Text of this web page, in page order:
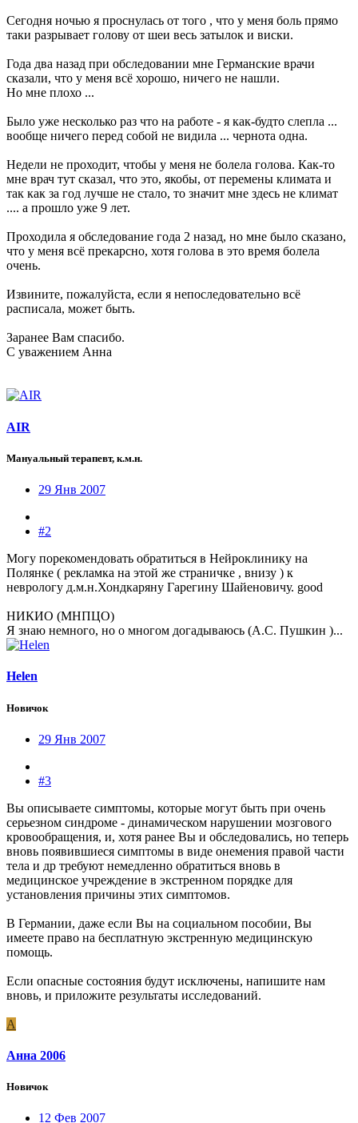
Сегодня ночью я проснулась от того , что у меня боль прямо
таки разрывает голову от шеи весь затылок и виски.
Года два назад при обследовании мне Германские врачи
сказали, что у меня всё хорошо, ничего не нашли.
Но мне плохо ...
Было уже несколько раз что на работе - я как-будто слепла ...
вообще ничего перед собой не видила ... чернота одна.
Недели не проходит, чтобы у меня не болела голова. Как-то
мне врач тут сказал, что это, якобы, от перемены климата и
так как за год лучше не стало, то значит мне здесь не климат
.... а прошло уже 9 лет.
Проходила я обследование года 2 назад, но мне было сказано,
что у меня всё прекарсно, хотя голова в это время болела
очень.
Извините, пожалуйста, если я непоследовательно всё
расписала, может быть.
Заранее Вам спасибо.
С уважением Анна
AIR
Мануальный терапевт, к.м.н.
29 Янв 2007
#2
Могу порекомендовать обратиться в Нейроклинику на
Полянке ( рекламка на этой же страничке , внизу ) к
неврологу д.м.н.Хондкаряну Гарегину Шайеновичу. good
НИКИО (МНПЦО)
Я знаю немного, но о многом догадываюсь (А.С. Пушкин )...
Helen
Новичок
29 Янв 2007
#3
Вы описываете симптомы, которые могут быть при очень
серьезном синдроме - динамическом нарушении мозгового
кровообращения, и, хотя ранее Вы и обследовались, но теперь
вновь появившиеся симптомы в виде онемения правой части
тела и др требуют немедленно обратиться вновь в
медицинское учреждение в экстренном порядке для
установления причины этих симптомов.
В Германии, даже если Вы на социальном пособии, Вы
имеете право на бесплатную экстренную медицинскую
помощь.
Если опасные состояния будут исключены, напишите нам
вновь, и приложите результаты исследований.
А
Анна 2006
Новичок
12 Фев 2007